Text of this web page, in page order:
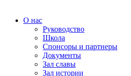
О нас
Руководство
Школа
Спонсоры и партнеры
Документы
Зал славы
Зал истории